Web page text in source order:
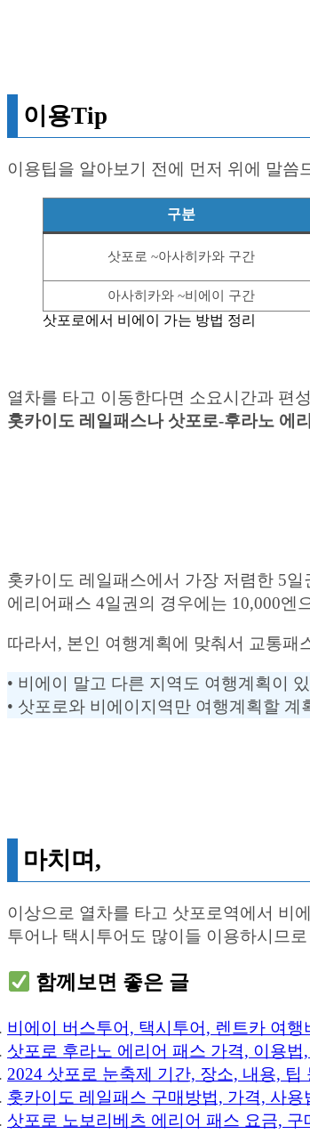
이용Tip
이용팁을 알아보기 전에 먼저 위에 말
구분
삿포로 ~아사히카와 구간
아사히카와 ~비에이 구간
삿포로에서 비에이 가는 방법 정리
열차를 타고 이동한다면 소요시간과 편
홋카이도 레일패스나 삿포로-후라노 에
홋카이도 레일패스에서 가장 저렴한 5
에리어패스 4일권의 경우에는 10,000엔
따라서, 본인 여행계획에 맞춰서 교통패
• 비에이 말고 다른 지역도 여행계획이
• 삿포로와 비에이지역만 여행계획할
마치며,
이상으로 열차를 타고 삿포로역에서 비
투어나 택시투어도 많이들 이용하시므
함께보면 좋은 글
비에이 버스투어, 택시투어, 렌트카 여
삿포로 후라노 에리어 패스 가격, 이용법
2024 삿포로 눈축제 기간, 장소, 내용, 팁
홋카이도 레일패스 구매방법, 가격, 사용
삿포로 노보리베츠 에리어 패스 요금, 구